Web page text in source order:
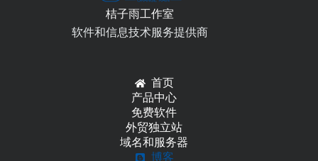
桔子雨工作室
软件和信息技术服务提供商
首页
产品中心
免费软件
外贸独立站
域名和服务器
博客